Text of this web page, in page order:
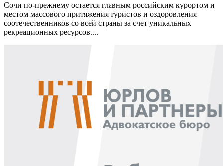
Сочи по-прежнему остается главным российским курортом и
местом массового притяжения туристов и оздоровления
соотечественников со всей страны за счет уникальных
рекреационных ресурсов....